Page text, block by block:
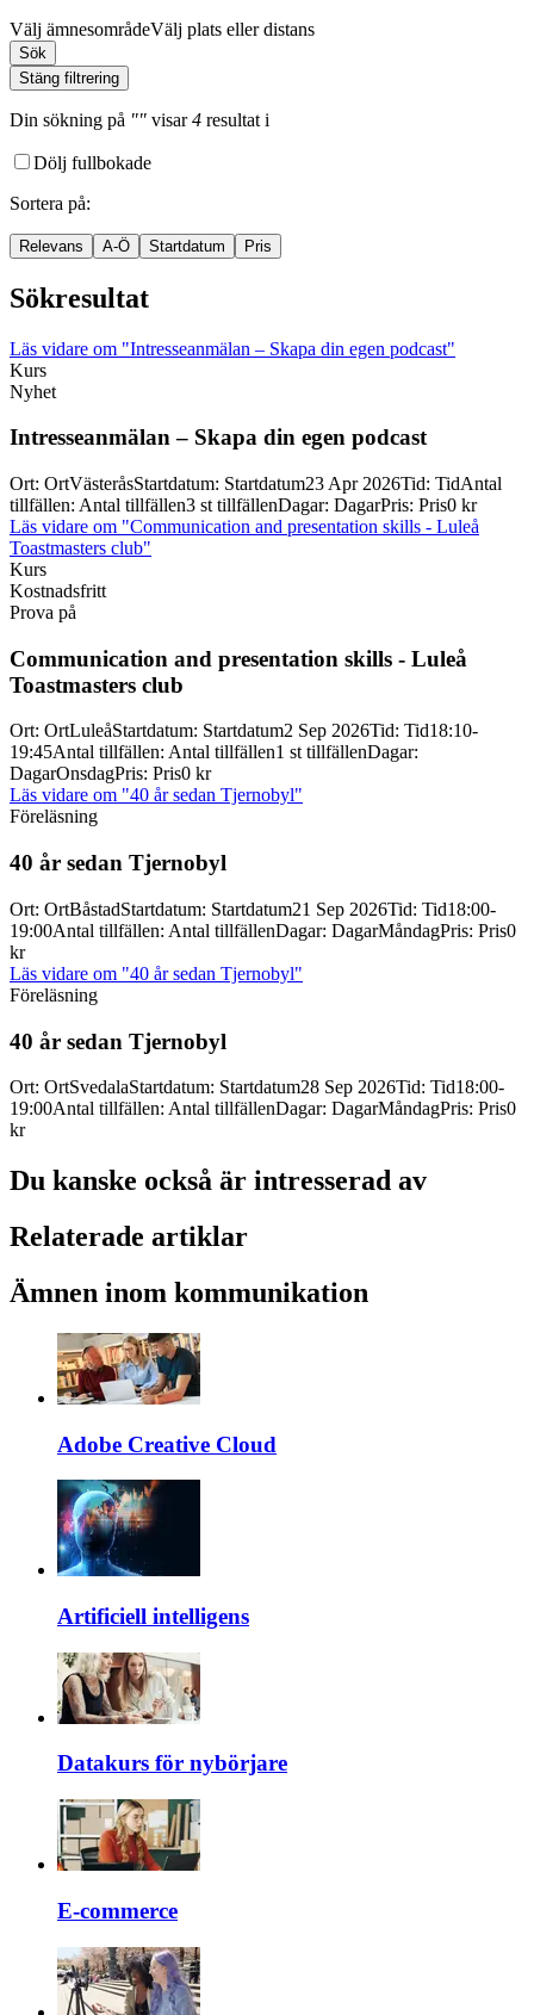
Välj ämnesområdeVälj plats eller distans
Sök
Stäng filtrering
Din sökning på "" visar4 resultat i
Dölj fullbokade
Sortera på:
Relevans A-Ö Startdatum Pris
Sökresultat
Läs vidare om "Intresseanmälan – Skapa din egen podcast"
Kurs
Nyhet
Intresseanmälan – Skapa din egen podcast
Ort: OrtVästeråsStartdatum: Startdatum23 Apr 2026Tid: TidAntal
tillfällen: Antal tillfällen3 st tillfällenDagar: DagarPris: Pris0 kr
Läs vidare om "Communication and presentation skills - Luleå
Toastmasters club"
Kurs
Kostnadsfritt
Prova på
Communication and presentation skills - Luleå
Toastmasters club
Ort: OrtLuleåStartdatum: Startdatum2 Sep 2026Tid: Tid18:10-
19:45Antal tillfällen: Antal tillfällen1 st tillfällenDagar:
DagarOnsdagPris: Pris0 kr
Läs vidare om "40 år sedan Tjernobyl"
Föreläsning
40 år sedan Tjernobyl
Ort: OrtBåstadStartdatum: Startdatum21 Sep 2026Tid: Tid18:00-
19:00Antal tillfällen: Antal tillfällenDagar: DagarMåndagPris: Pris0
kr
Läs vidare om "40 år sedan Tjernobyl"
Föreläsning
40 år sedan Tjernobyl
Ort: OrtSvedalaStartdatum: Startdatum28 Sep 2026Tid: Tid18:00-
19:00Antal tillfällen: Antal tillfällenDagar: DagarMåndagPris: Pris0
kr
Du kanske också är intresserad av
Relaterade artiklar
Ämnen inom kommunikation
Adobe Creative Cloud
Artificiell intelligens
Datakurs för nybörjare
E-commerce